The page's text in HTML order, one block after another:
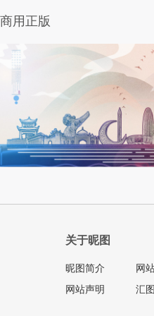
商用正版
关于昵图
昵图简介
网站声明
网
汇